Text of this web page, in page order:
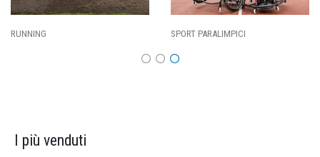
PARALIMPICI CALCIO
I più venduti